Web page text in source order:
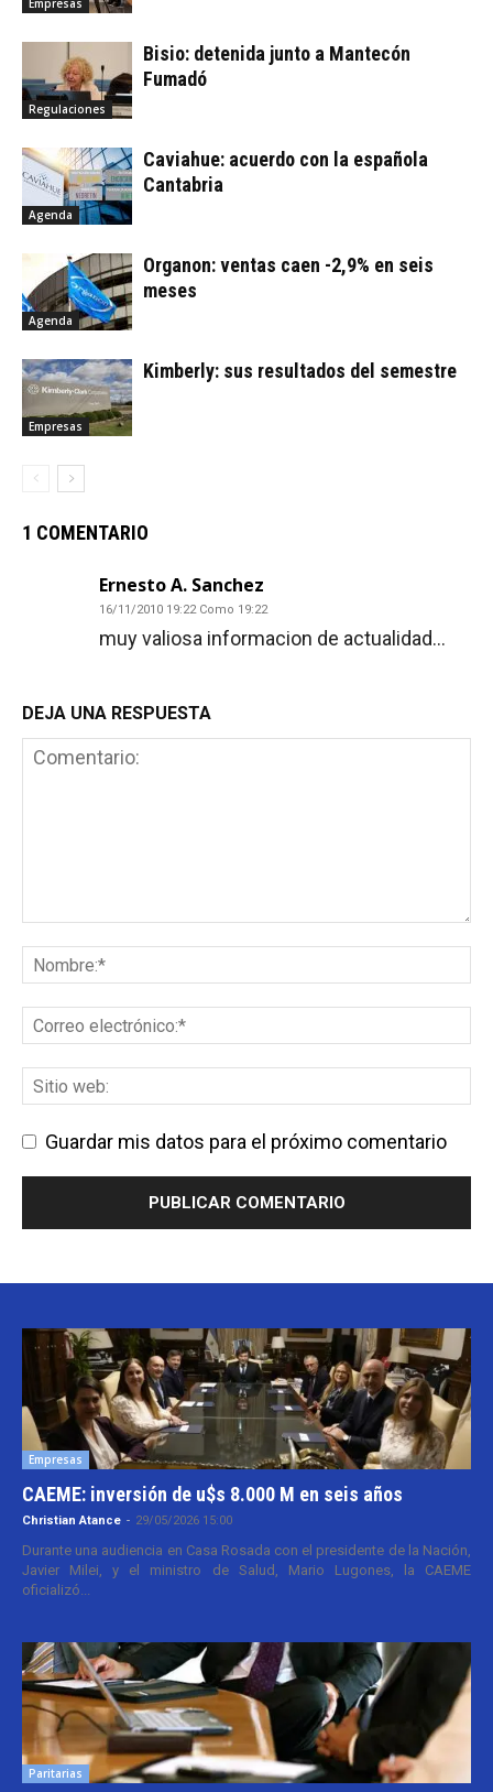
Empresas
Regulaciones
Bisio: detenida junto a Mantecón
Fumadó
Agenda
Caviahue: acuerdo con la española
Cantabria
Agenda
Organon: ventas caen -2,9% en seis
meses
Empresas
Kimberly: sus resultados del semestre
1 COMENTARIO
Ernesto A. Sanchez
16/11/2010 19:22 Como 19:22
muy valiosa informacion de actualidad…
DEJA UNA RESPUESTA
Guardar mis datos para el próximo comentario
Empresas
CAEME: inversión de u$s 8.000 M en seis años
Christian Atance - 29/05/2026 15:00
Durante una audiencia en Casa Rosada con el presidente de la Nación,
Javier Milei, y el ministro de Salud, Mario Lugones, la CAEME
oficializó...
Paritarias